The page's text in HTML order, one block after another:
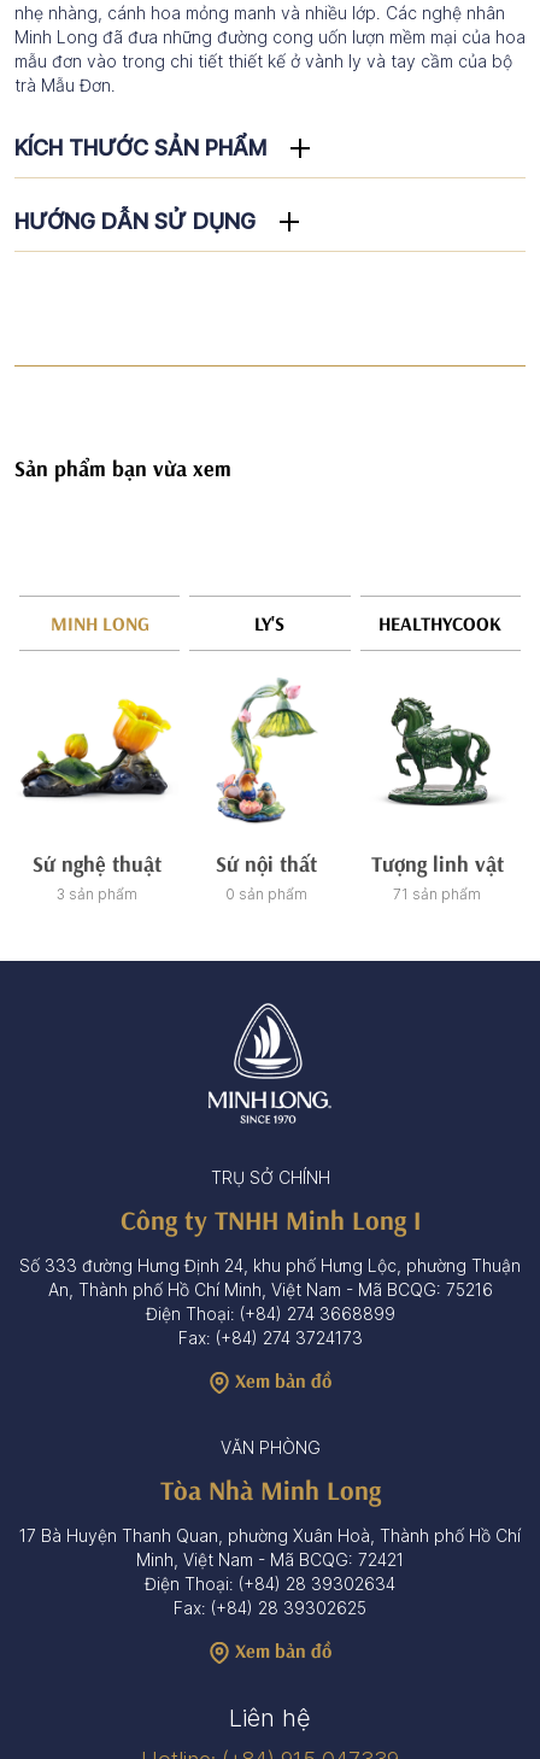
nhẹ nhàng, cánh hoa mỏng manh và nhiều lớp. Các nghệ nhân
Minh Long đã đưa những đường cong uốn lượn mềm mại của hoa
mẫu đơn vào trong chi tiết thiết kế ở vành ly và tay cầm của bộ
trà Mẫu Đơn.
KÍCH THƯỚC SẢN PHẨM
HƯỚNG DẪN SỬ DỤNG
Sản phẩm bạn vừa xem
MINH LONG LY'S HEALTHYCOOK
Sứ nghệ thuật
3 sản phẩm
Sứ nội thất
0 sản phẩm
Tượng linh vật
71 sản phẩm
TRỤ SỞ CHÍNH
Công ty TNHH Minh Long I
Số 333 đường Hưng Định 24, khu phố Hưng Lộc, phường Thuận
An, Thành phố Hồ Chí Minh, Việt Nam - Mã BCQG: 75216
Điện Thoại: (+84) 274 3668899
Fax: (+84) 274 3724173
Xem bản đồ
VĂN PHÒNG
Tòa Nhà Minh Long
17 Bà Huyện Thanh Quan, phường Xuân Hoà, Thành phố Hồ Chí
Minh, Việt Nam - Mã BCQG: 72421
Điện Thoại: (+84) 28 39302634
Fax: (+84) 28 39302625
Xem bản đồ
Liên hệ